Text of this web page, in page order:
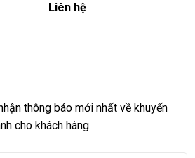
Liên hệ
thông báo mới nhất về khuyến
cho khách hàng.